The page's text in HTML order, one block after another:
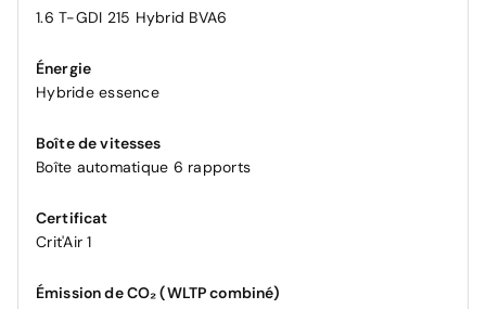
1.6 T-GDI 215 Hybrid BVA6
Énergie
Hybride essence
Boîte de vitesses
Boîte automatique 6 rapports
Certificat
Crit'Air 1
Émission de CO₂ (WLTP combiné)